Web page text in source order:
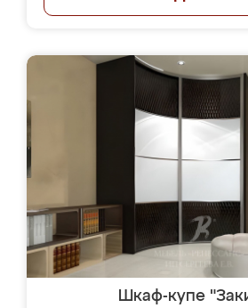
Шкаф-купе